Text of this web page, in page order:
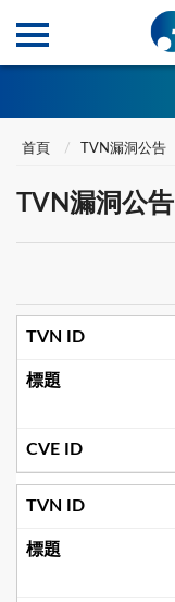
首頁 TVN漏洞公告
TVN漏洞公告